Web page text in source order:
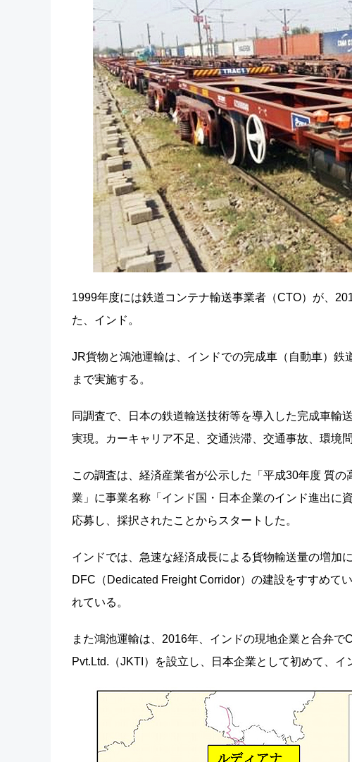
1999年度には鉄道コンテナ輸送事業者（CTO）が、
た、インド。
JR貨物と鴻池運輸は、インドでの完成車（自動車）
まで実施する。
同調査で、日本の鉄道輸送技術等を導入した完成車輸
実現。カーキャリア不足、交通渋滞、交通事故、環境
この調査は、経済産業省が公示した「平成30年度 質
業」に事業名称「インド国・日本企業のインド進出に
応募し、採択されたことからスタートした。
インドでは、急速な経済成長による貨物輸送量の増加
DFC（Dedicated Freight Corridor）の建設をすすめて
れている。
また鴻池運輸は、2016年、インドの現地企業と合弁
Pvt.Ltd.（JKTI）を設立し、日本企業として初めて、イ